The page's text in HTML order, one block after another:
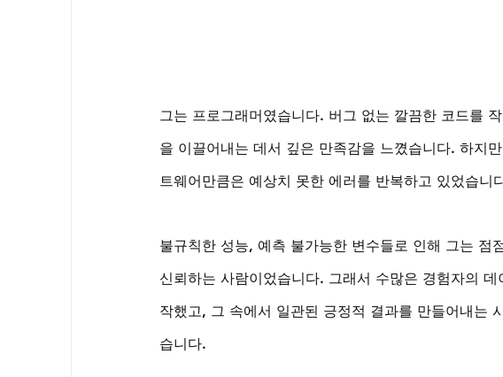
그는 프로그래머였습니다. 버그 없는 깔끔한 코드를
을 이끌어내는 데서 깊은 만족감을 느꼈습니다. 하지
트웨어만큼은 예상치 못한 에러를 반복하고 있었습니
불규칙한 성능, 예측 불가능한 변수들로 인해 그는 점
신뢰하는 사람이었습니다. 그래서 수많은 경험자의 데
작했고, 그 속에서 일관된 긍정적 결과를 만들어내는
습니다.